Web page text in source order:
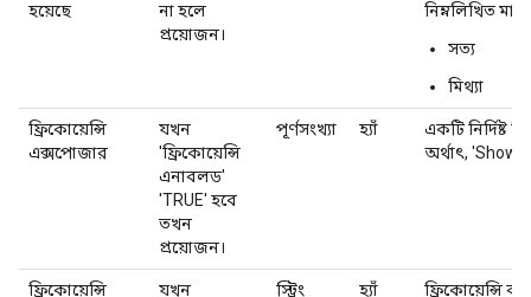
হয়েছে
না হলে
প্রয়োজন।
নিম্নলিখিত
সত্য
মিথ্যা
ফ্রিকোয়েন্সি
এক্সপোজার
যখন
'ফ্রিকোয়েন্সি
এনাবলড'
'TRUE' হবে
তখন
প্রয়োজন।
পূর্ণসংখ্যা হ্যাঁ
একটি নির্দিষ্ট
অর্থাৎ, 'Show
ফ্রিকোয়েন্সি যখন স্ট্রিং হ্যাঁ ফ্রিকোয়েন্সি